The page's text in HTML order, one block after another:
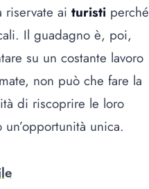
riservate ai turisti perché
Il guadagno è, poi,
su un costante lavoro
non può che fare la
di riscoprire le loro
unica.